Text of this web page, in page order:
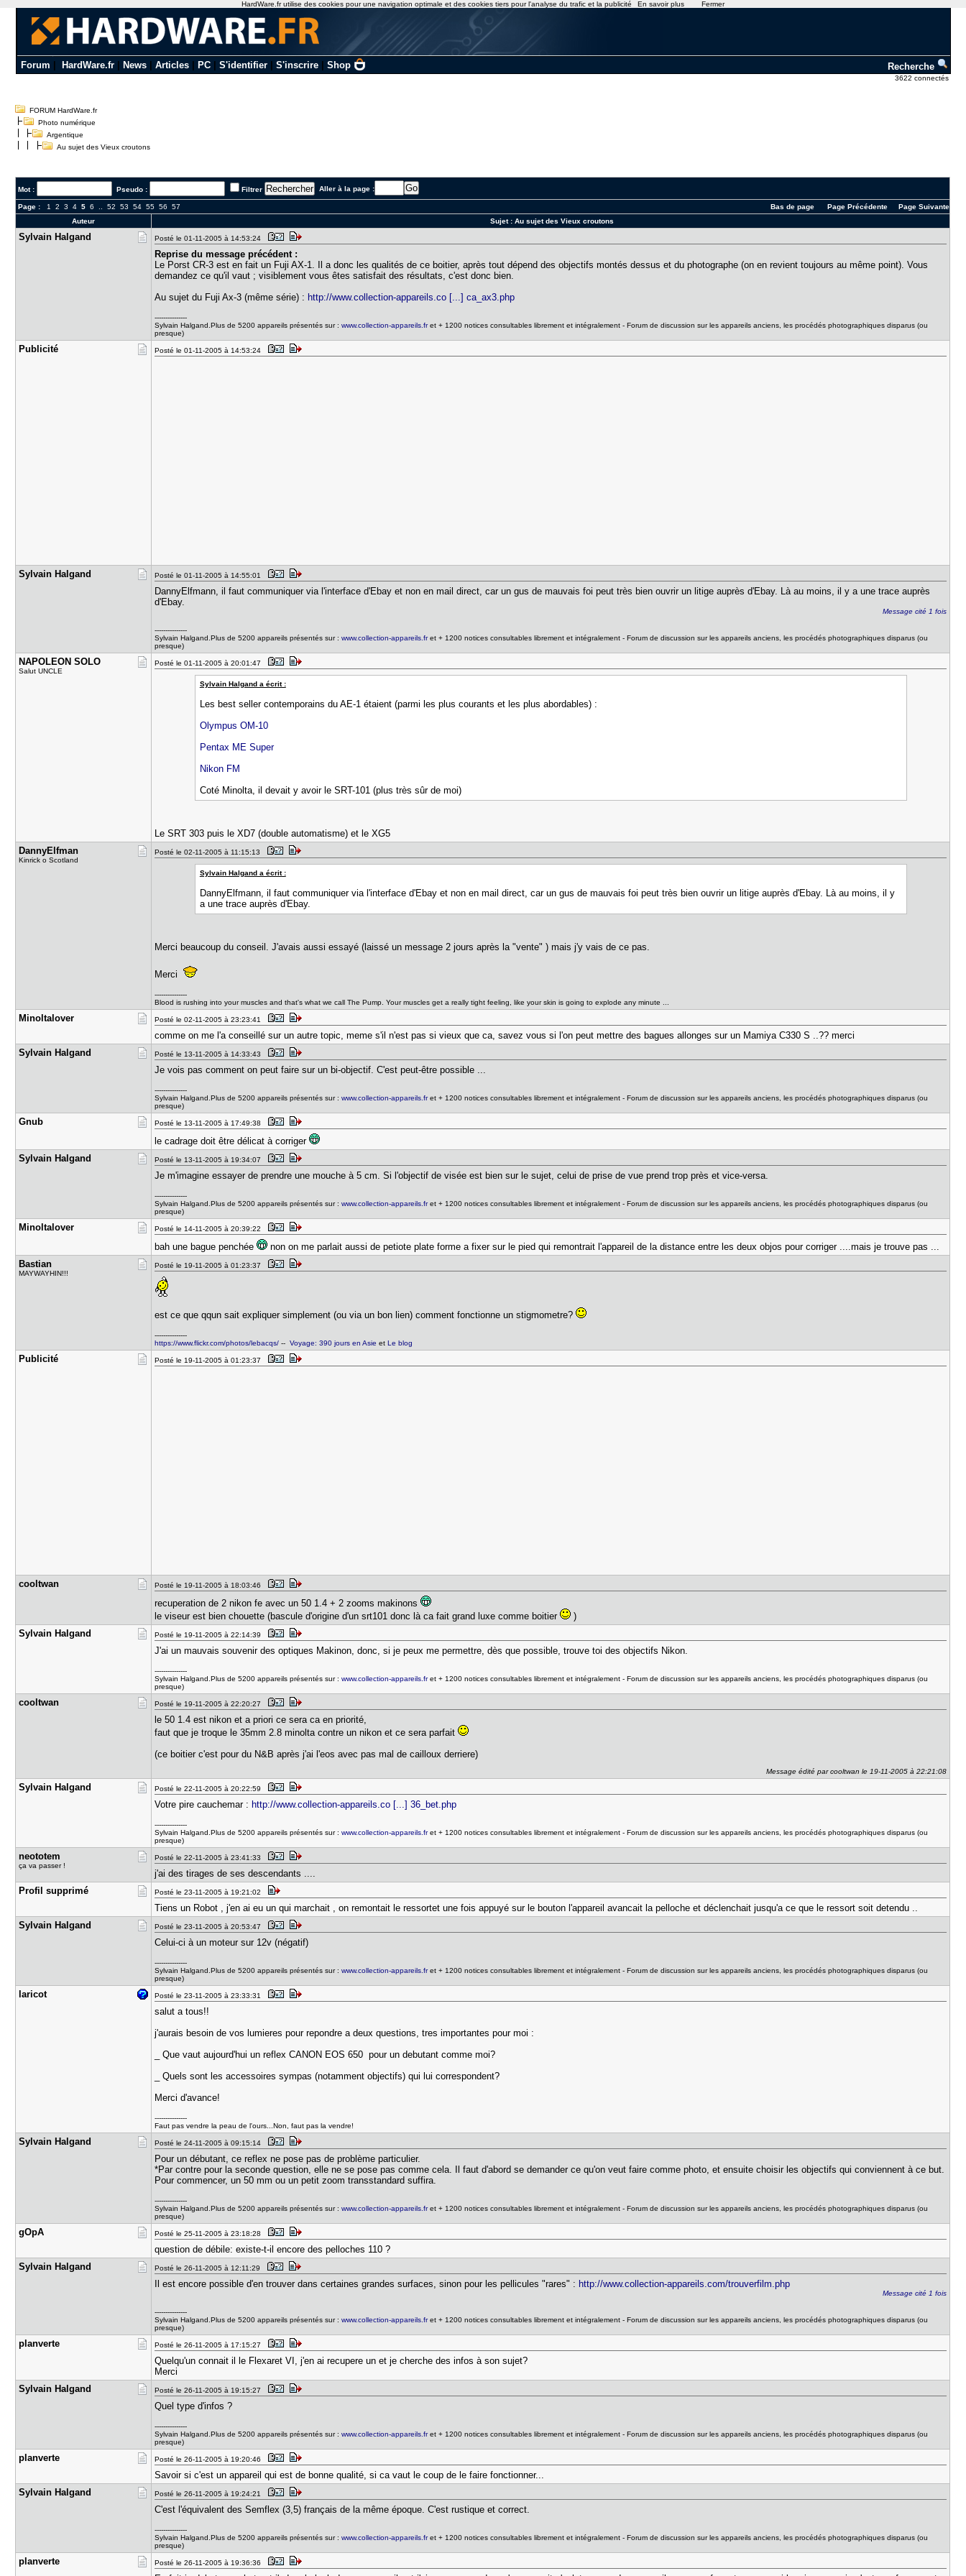
Forum HardWare.fr| News| Articles| PC| S'identifier| S'inscrire| Shop Recherche
3622 connectés
FORUM HardWare.fr
Photo numérique
Argentique
Au sujet des Vieux croutons
Mot : Pseudo : Filtrer Aller à la page :
Page : 1 2 3 4 5 6 ..52 53 54 55 56 57 Page Suivante
Page Précédente
Bas de page
Auteur
Sujet : Au sujet des Vieux croutons
Sylvain Ha​lgand Posté le 01-11-2005 à 14:53:24
Reprise du message précédent :
Le Porst CR-3 est en fait un Fuji AX-1. Il a donc les qualités de ce boitier, après tout dépend des objectifs montés dessus et du photographe (on en revient toujours au même point). Vous
demandez ce qu'il vaut ; visiblement vous êtes satisfait des résultats, c'est donc bien.
Au sujet du Fuji Ax-3 (même série) : http://www.collection-appareils.co [...] ca_ax3.php
---------------
Sylvain Halgand.Plus de 5200 appareils présentés sur :www.collection-appareils.fret + 1200 notices consultables librement et intégralement - Forum de discussion sur les appareils anciens, les procédés photographiques disparus (ou
presque)
Publicité Posté le 01-11-2005 à 14:53:24
Sylvain Ha​lgand Posté le 01-11-2005 à 14:55:01
DannyElfmann, il faut communiquer via l'interface d'Ebay et non en mail direct, car un gus de mauvais foi peut très bien ouvrir un litige auprès d'Ebay. Là au moins, il y a une trace auprès
d'Ebay.
Message cité 1 fois
---------------
Sylvain Halgand.Plus de 5200 appareils présentés sur :www.collection-appareils.fret + 1200 notices consultables librement et intégralement - Forum de discussion sur les appareils anciens, les procédés photographiques disparus (ou
presque)
NAPOLEON S​OLO
Salut UNCLE
Posté le 01-11-2005 à 20:01:47
Sylvain Halgand a écrit :
Les best seller contemporains du AE-1 étaient (parmi les plus courants et les plus abordables) :
Olympus OM-10
Pentax ME Super
Nikon FM
Coté Minolta, il devait y avoir le SRT-101 (plus très sûr de moi)
Le SRT 303 puis le XD7 (double automatisme) et le XG5
DannyElfma​n
Kinrick o Scotland
Posté le 02-11-2005 à 11:15:13
Sylvain Halgand a écrit :
DannyElfmann, il faut communiquer via l'interface d'Ebay et non en mail direct, car un gus de mauvais foi peut très bien ouvrir un litige auprès d'Ebay. Là au moins, il y
a une trace auprès d'Ebay.
Merci beaucoup du conseil. J'avais aussi essayé (laissé un message 2 jours après la "vente" ) mais j'y vais de ce pas.
Merci
---------------
Blood is rushing into your muscles and that's what we call The Pump. Your muscles get a really tight feeling, like your skin is going to explode any minute ...
Minoltalov​er Posté le 02-11-2005 à 23:23:41
comme on me l'a conseillé sur un autre topic, meme s'il n'est pas si vieux que ca, savez vous si l'on peut mettre des bagues allonges sur un Mamiya C330 S ..?? merci
Sylvain Ha​lgand
Posté le 13-11-2005 à 14:33:43
Je vois pas comment on peut faire sur un bi-objectif. C'est peut-être possible ...
---------------
Sylvain Halgand.Plus de 5200 appareils présentés sur :www.collection-appareils.fret + 1200 notices consultables librement et intégralement - Forum de discussion sur les appareils anciens, les procédés photographiques disparus (ou
presque)
Gnub Posté le 13-11-2005 à 17:49:38
le cadrage doit être délicat à corriger
Sylvain Ha​lgand
Posté le 13-11-2005 à 19:34:07
Je m'imagine essayer de prendre une mouche à 5 cm. Si l'objectif de visée est bien sur le sujet, celui de prise de vue prend trop près et vice-versa.
---------------
Sylvain Halgand.Plus de 5200 appareils présentés sur :www.collection-appareils.fret + 1200 notices consultables librement et intégralement - Forum de discussion sur les appareils anciens, les procédés photographiques disparus (ou
presque)
Minoltalov​er Posté le 14-11-2005 à 20:39:22
bah une bague penchée
non on me parlait aussi de petiote plate forme a fixer sur le pied qui remontrait l'appareil de la distance entre les deux objos pour corriger ....mais je trouve pas ...
Bastian
MAYWAYHIN!!!
Posté le 19-11-2005 à 01:23:37
est ce que qqun sait expliquer simplement (ou via un bon lien) comment fonctionne un stigmometre?
---------------
https://www.flickr.com/photos/lebacqs/ --Voyage: 390 jours en Asie etLe blog
Publicité Posté le 19-11-2005 à 01:23:37
cooltwan Posté le 19-11-2005 à 18:03:46
recuperation de 2 nikon fe avec un 50 1.4 + 2 zooms makinons
le viseur est bien chouette (bascule d'origine d'un srt101 donc là ca fait grand luxe comme boitier
)
Sylvain Ha​lgand
Posté le 19-11-2005 à 22:14:39
J'ai un mauvais souvenir des optiques Makinon, donc, si je peux me permettre, dès que possible, trouve toi des objectifs Nikon.
---------------
Sylvain Halgand.Plus de 5200 appareils présentés sur :www.collection-appareils.fret + 1200 notices consultables librement et intégralement - Forum de discussion sur les appareils anciens, les procédés photographiques disparus (ou
presque)
cooltwan Posté le 19-11-2005 à 22:20:27
le 50 1.4 est nikon et a priori ce sera ca en priorité,
faut que je troque le 35mm 2.8 minolta contre un nikon et ce sera parfait
(ce boitier c'est pour du N&B après j'ai l'eos avec pas mal de cailloux derriere)
Message édité par cooltwan le 19-11-2005 à 22:21:08
Sylvain Ha​lgand Posté le 22-11-2005 à 20:22:59
Votre pire cauchemar : http://www.collection-appareils.co [...] 36_bet.php
---------------
Sylvain Halgand.Plus de 5200 appareils présentés sur :www.collection-appareils.fret + 1200 notices consultables librement et intégralement - Forum de discussion sur les appareils anciens, les procédés photographiques disparus (ou
presque)
neototem
ça va passer !
Posté le 22-11-2005 à 23:41:33
j'ai des tirages de ses descendants ....
Profil sup​primé
Posté le 23-11-2005 à 19:21:02
Tiens un Robot , j'en ai eu un qui marchait , on remontait le ressortet une fois appuyé sur le bouton l'appareil avancait la pelloche et déclenchait jusqu'a ce que le ressort soit detendu ..
Sylvain Ha​lgand
Posté le 23-11-2005 à 20:53:47
Celui-ci à un moteur sur 12v (négatif)
---------------
Sylvain Halgand.Plus de 5200 appareils présentés sur :www.collection-appareils.fret + 1200 notices consultables librement et intégralement - Forum de discussion sur les appareils anciens, les procédés photographiques disparus (ou
presque)
laricot Posté le 23-11-2005 à 23:33:31
salut a tous!!
j'aurais besoin de vos lumieres pour repondre a deux questions, tres importantes pour moi :
_ Que vaut aujourd'hui un reflex CANON EOS 650 pour un debutant comme moi?
_ Quels sont les accessoires sympas (notamment objectifs) qui lui correspondent?
Merci d'avance!
---------------
Faut pas vendre la peau de l'ours...Non, faut pas la vendre!
Sylvain Ha​lgand Posté le 24-11-2005 à 09:15:14
Pour un débutant, ce reflex ne pose pas de problème particulier.
*Par contre pour la seconde question, elle ne se pose pas comme cela. Il faut d'abord se demander ce qu'on veut faire comme photo, et ensuite choisir les objectifs qui conviennent à ce but.
Pour commencer, un 50 mm ou un petit zoom transstandard suffira.
---------------
Sylvain Halgand.Plus de 5200 appareils présentés sur :www.collection-appareils.fret + 1200 notices consultables librement et intégralement - Forum de discussion sur les appareils anciens, les procédés photographiques disparus (ou
presque)
gOpA Posté le 25-11-2005 à 23:18:28
question de débile: existe-t-il encore des pelloches 110 ?
Sylvain Ha​lgand
Posté le 26-11-2005 à 12:11:29
Il est encore possible d'en trouver dans certaines grandes surfaces, sinon pour les pellicules "rares" : http://www.collection-appareils.com/trouverfilm.php
Message cité 1 fois
---------------
Sylvain Halgand.Plus de 5200 appareils présentés sur :www.collection-appareils.fret + 1200 notices consultables librement et intégralement - Forum de discussion sur les appareils anciens, les procédés photographiques disparus (ou
presque)
planverte Posté le 26-11-2005 à 17:15:27
Quelqu'un connait il le Flexaret VI, j'en ai recupere un et je cherche des infos à son sujet?
Merci
Sylvain Ha​lgand
Posté le 26-11-2005 à 19:15:27
Quel type d'infos ?
---------------
Sylvain Halgand.Plus de 5200 appareils présentés sur :www.collection-appareils.fret + 1200 notices consultables librement et intégralement - Forum de discussion sur les appareils anciens, les procédés photographiques disparus (ou
presque)
planverte Posté le 26-11-2005 à 19:20:46
Savoir si c'est un appareil qui est de bonne qualité, si ca vaut le coup de le faire fonctionner...
Sylvain Ha​lgand
Posté le 26-11-2005 à 19:24:21
C'est l'équivalent des Semflex (3,5) français de la même époque. C'est rustique et correct.
---------------
Sylvain Halgand.Plus de 5200 appareils présentés sur :www.collection-appareils.fret + 1200 notices consultables librement et intégralement - Forum de discussion sur les appareils anciens, les procédés photographiques disparus (ou
presque)
planverte Posté le 26-11-2005 à 19:36:36
HardWare.fr utilise des cookies pour une navigation optimale et des cookies tiers pour l'analyse du trafic et la publicité En savoir plus Fermer